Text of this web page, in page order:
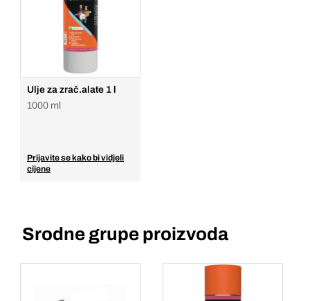
Ulje za zrač.alate 1 l
1000 ml
Prijavite se kako bi vidjeli
cijene
Srodne grupe proizvoda